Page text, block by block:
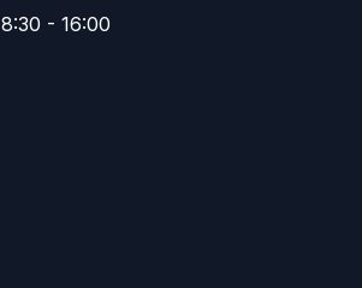
​8:30 - 16:00